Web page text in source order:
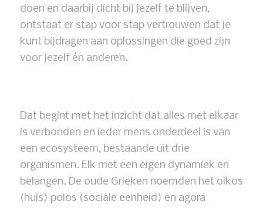
doen en daarbij dicht bij jezelf te blijven,
ontstaat er stap voor stap vertrouwen dat je
kunt bijdragen aan oplossingen die goed zijn
voor jezelf én anderen.
Dat begint met het inzicht dat alles met elkaar
is verbonden en ieder mens onderdeel is van
een ecosysteem, bestaande uit drie
organismen. Elk met een eigen dynamiek en
belangen. De oude Grieken noemden het oikos
(huis) polos (sociale eenheid) en agora